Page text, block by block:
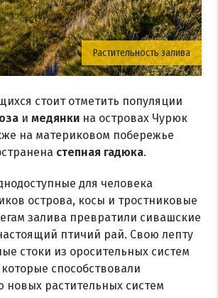
Растительность залива
стоит отметить популяции
и медянки на островах Чурюк
на материковом побережье
степная гадюка.
для человека
острова, косы и тростниковые
залива превратили сивашские
птичий рай. Свою лепту
стоки из оросительных систем
способствовали
растительных систем